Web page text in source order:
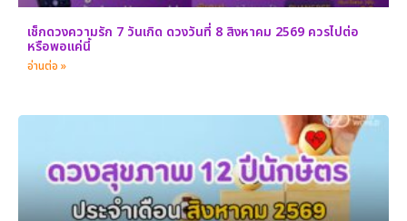
เช็กดวงความรัก 7 วันเกิด ดวงวันที่ 8 สิงหาคม 2569 ควรไปต่อ
หรือพอแค่นี้
อ่านต่อ »